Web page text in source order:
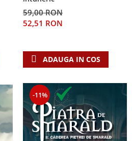
59,00 RON
52,51 RON
ADAUGA IN COS
-11%